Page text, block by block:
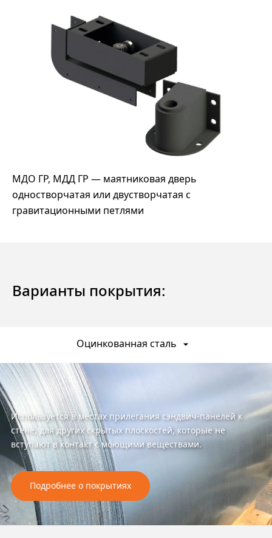
МДО ГР, МДД ГР — маятниковая дверь
одностворчатая или двустворчатая с
гравитационными петлями
Варианты покрытия:
Оцинкованная сталь
Используется в местах прилегания сэндвич-панелей к
стене, для других скрытых плоскостей, которые не
вступают в контакт с моющими веществами.
Подробнее о покрытиях